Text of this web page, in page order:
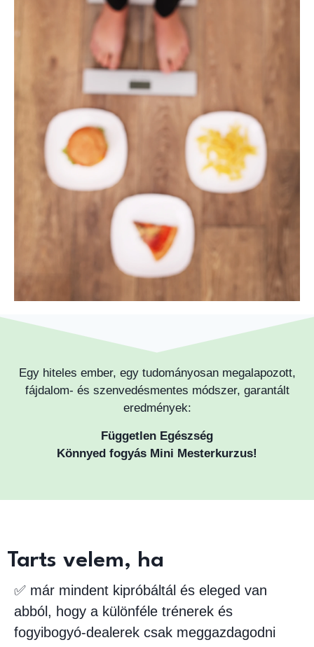
Egy hiteles ember, egy tudományosan megalapozott,
fájdalom- és szenvedésmentes módszer, garantált
eredmények:
Független Egészség
Könnyed fogyás Mini Mesterkurzus!
Tarts velem, ha
✅ már mindent kipróbáltál és eleged van
abból, hogy a különféle trénerek és
fogyibogyó-dealerek csak meggazdagodni